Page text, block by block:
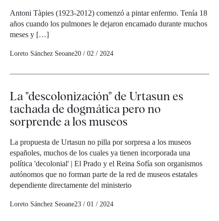
Antoni Tàpies (1923-2012) comenzó a pintar enfermo. Tenía 18
años cuando los pulmones le dejaron encamado durante muchos
meses y […]
Loreto Sánchez Seoane20 / 02 / 2024
La "descolonización" de Urtasun es
tachada de dogmática pero no
sorprende a los museos
La propuesta de Urtasun no pilla por sorpresa a los museos
españoles, muchos de los cuales ya tienen incorporada una
política 'decolonial' | El Prado y el Reina Sofía son organismos
autónomos que no forman parte de la red de museos estatales
dependiente directamente del ministerio
Loreto Sánchez Seoane23 / 01 / 2024